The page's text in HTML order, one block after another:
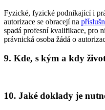
Fyzické, fyzické podnikající i
autorizace se obracejí na
spadá profesní kvalifikace, pro
právnická osoba žádá o
9. Kde, s kým a kdy
10. Jaké doklady je